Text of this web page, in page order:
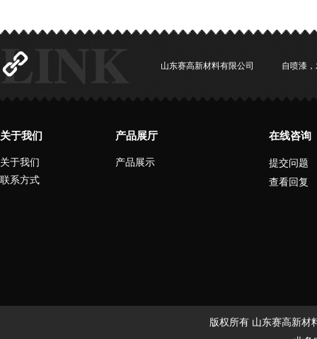
山东赛高新材料有限公司 自喷漆
关于我们
关于我们
联系方式
产品展厅
产品展示
在线咨询
提交问题
查看回复
版权所有 山东赛高新材